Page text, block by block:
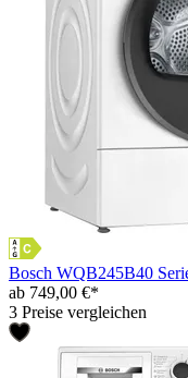
Bosch WQB245B40
ab 749,00 €*
3 Preise vergleichen